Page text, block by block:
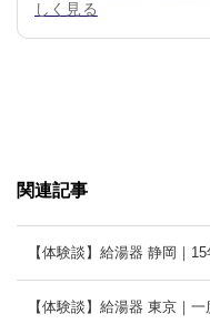
しく見る
関連記事
【体験談】給湯器 静岡｜
【体験談】給湯器 東京｜